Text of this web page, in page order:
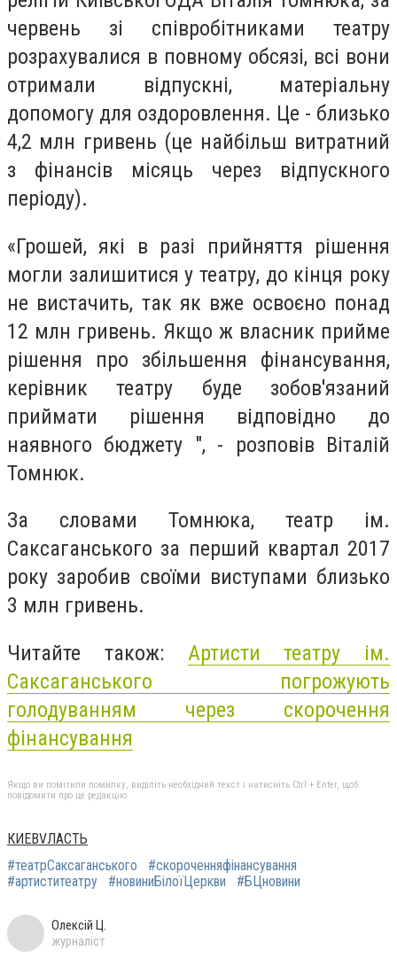
червень зі співробітниками театру
розрахувалися в повному обсязі, всі вони
отримали відпускні, матеріальну
допомогу для оздоровлення. Це - близько
4,2 млн гривень (це найбільш витратний
з фінансів місяць через відпускного
періоду).
«Грошей, які в разі прийняття рішення
могли залишитися у театру, до кінця року
не вистачить, так як вже освоєно понад
12 млн гривень. Якщо ж власник прийме
рішення про збільшення фінансування,
керівник театру буде зобов'язаний
приймати рішення відповідно до
наявного бюджету ", - розповів Віталій
Томнюк.
За словами Томнюка, театр ім.
Саксаганського за перший квартал 2017
року заробив своїми виступами близько
3 млн гривень.
Читайте також: Артисти театру ім.
Саксаганського погрожують
голодуванням через скорочення
фінансування
Якщо ви помітили помилку, виділіть необхідний текст і натисніть Ctrl + Enter, щоб
повідомити про це редакцію
КИЕВVЛАСТЬ
#театрСаксаганського
#скороченняфінансування
#артиститеатру
#новиниБілоїЦеркви #БЦновини
Олексій Ц.
журналіст